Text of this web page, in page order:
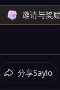
邀请与奖励
分享Saylo